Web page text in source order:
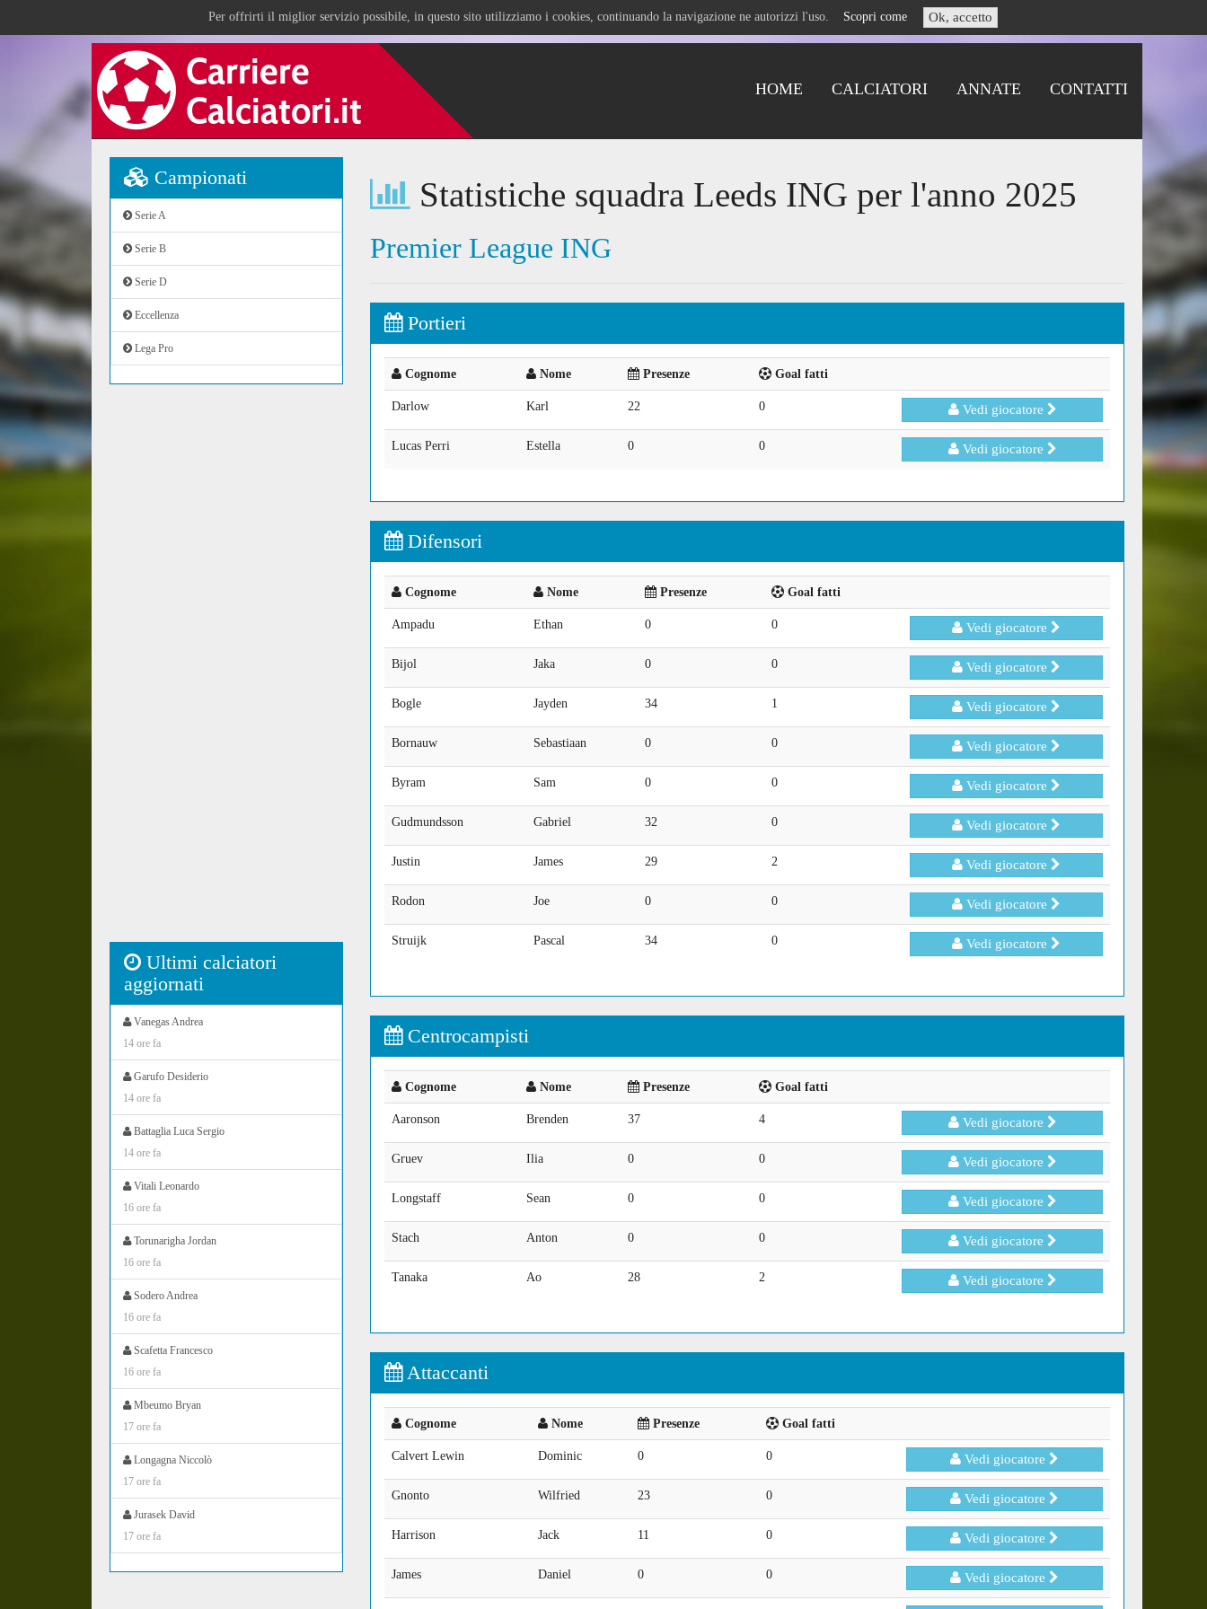
Per offrirti il miglior servizio possibile, in questo sito utilizziamo i cookies, continuando la navigazione ne autorizzi l'uso. Scopri come Ok, accetto
HOME CALCIATORI ANNATE CONTATTI
Campionati
Serie A
Serie B
Serie D
Eccellenza
Lega Pro
Ultimi calciatori
aggiornati
Vanegas Andrea
14 ore fa
Garufo Desiderio
14 ore fa
Battaglia Luca Sergio
14 ore fa
Vitali Leonardo
16 ore fa
Torunarigha Jordan
16 ore fa
Sodero Andrea
16 ore fa
Scafetta Francesco
16 ore fa
Mbeumo Bryan
17 ore fa
Longagna Niccolò
17 ore fa
Jurasek David
17 ore fa
Statistiche squadra Leeds ING per l'anno 2025
Premier League ING
Portieri
Cognome Nome Presenze Goal fatti
Darlow Karl 22 0 Vedi giocatore
Lucas Perri Estella 0 0 Vedi giocatore
Difensori
Cognome Nome Presenze Goal fatti
Ampadu Ethan 0 0 Vedi giocatore
Bijol Jaka 0 0 Vedi giocatore
Bogle Jayden 34 1 Vedi giocatore
Bornauw Sebastiaan 0 0 Vedi giocatore
Byram Sam 0 0 Vedi giocatore
Gudmundsson Gabriel 32 0 Vedi giocatore
Justin James 29 2 Vedi giocatore
Rodon Joe 0 0 Vedi giocatore
Struijk Pascal 34 0 Vedi giocatore
Centrocampisti
Cognome Nome Presenze Goal fatti
Aaronson Brenden 37 4 Vedi giocatore
Gruev Ilia 0 0 Vedi giocatore
Longstaff Sean 0 0 Vedi giocatore
Stach Anton 0 0 Vedi giocatore
Tanaka Ao 28 2 Vedi giocatore
Attaccanti
Cognome Nome Presenze Goal fatti
Calvert Lewin Dominic 0 0 Vedi giocatore
Gnonto Wilfried 23 0 Vedi giocatore
Harrison Jack 11 0 Vedi giocatore
James Daniel 0 0 Vedi giocatore